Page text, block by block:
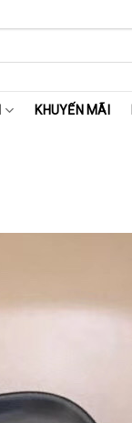
KHUYẾN MÃI